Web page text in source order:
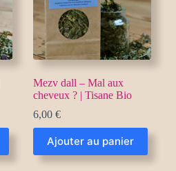
Mezv dall – Mal aux
cheveux ? | Tisane Bio
6,00€
Ajouter au panier